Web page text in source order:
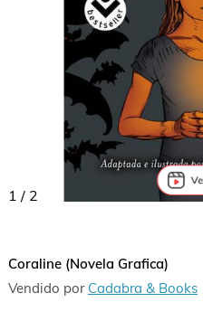
1 / 2
Coraline (Novela Grafica)
Vendido por Cadabra & Books